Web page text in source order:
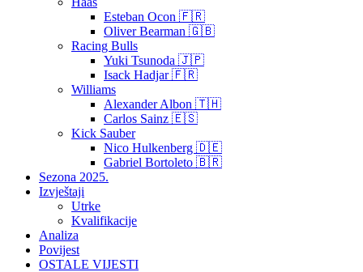
Esteban Ocon 🇫🇷
Oliver Bearman 🇬🇧
Racing Bulls
Yuki Tsunoda 🇯🇵
Isack Hadjar 🇫🇷
Williams
Alexander Albon 🇹🇭
Carlos Sainz 🇪🇸
Kick Sauber
Nico Hulkenberg 🇩🇪
Gabriel Bortoleto 🇧🇷
Sezona 2025.
Izvještaji
Utrke
Kvalifikacije
Analiza
Povijest
OSTALE VIJESTI